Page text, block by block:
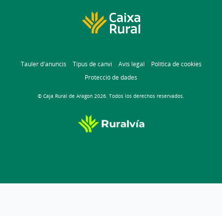
Tauler d'anuncis Tipus de canvi Avís legal
Política de cookies
Protecció de dades
© Caja Rural de Aragon 2026. Todos los derechos reservados.